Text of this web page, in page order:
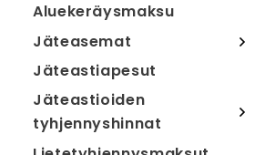
Aluekeräysmaksu
Jäteasemat
Jäteastiapesut
Jäteastioiden
tyhjennyshinnat